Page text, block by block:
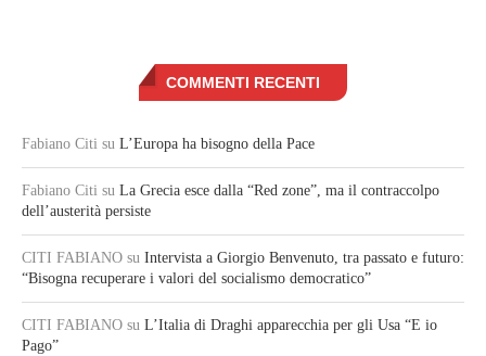
COMMENTI RECENTI
Fabiano Citi su L’Europa ha bisogno della Pace
Fabiano Citi su La Grecia esce dalla “Red zone”, ma il contraccolpo
dell’austerità persiste
CITI FABIANO su Intervista a Giorgio Benvenuto, tra passato e futuro:
“Bisogna recuperare i valori del socialismo democratico”
CITI FABIANO su L’Italia di Draghi apparecchia per gli Usa “E io
Pago”